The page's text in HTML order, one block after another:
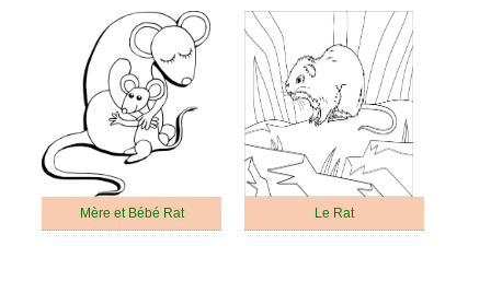
Mère et Bébé Rat Le Rat